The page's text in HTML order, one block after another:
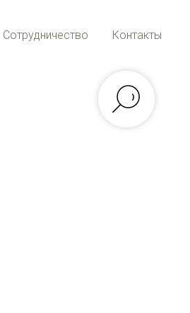
Сотрудничество Контакты